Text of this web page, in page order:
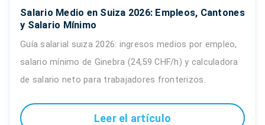
Salario Medio en Suiza 2026: Empleos, Cantones
y Salario Mínimo
Guía salarial suiza 2026: ingresos medios por empleo,
salario mínimo de Ginebra (24,59 CHF/h) y calculadora
de salario neto para trabajadores fronterizos.
Leer el artículo